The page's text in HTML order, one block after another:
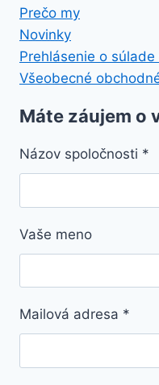
Prečo my
Novinky
Prehlásenie o súlade
Všeobecné
Máte záujem o
Názov spoločnosti *
Vaše meno
Mailová adresa *